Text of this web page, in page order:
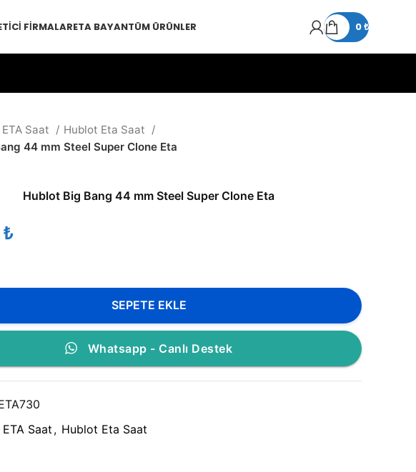
FIRMALARETA BAYANTÜM ÜRÜNLER 0₺
ETA Saat
Hublot Eta Saat
44 mm Steel Super Clone Eta
Hublot Big Bang 44 mm Steel Super Clone Eta
₺
SEPETE EKLE
Whatsapp - Canlı Destek
ETA Saat , Hublot Eta Saat